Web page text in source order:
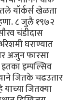
यॉर्कर्स खेळता
८ जुलै १९७२
चंडीदास
घराण्यात
अजुन फारसा
इम्पल्सिव
जितके चढउतार
जितक्या